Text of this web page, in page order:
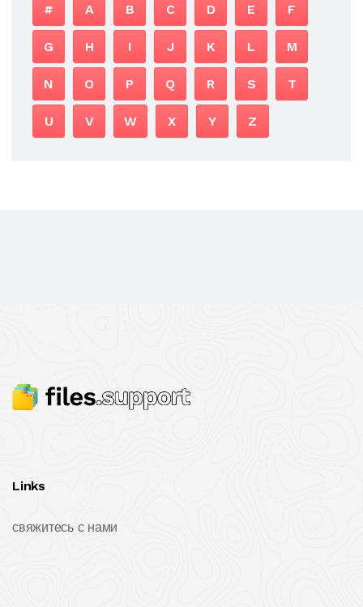
# A B C D E F
G H I J K L M
N O P Q R S T
U V W X Y Z
Links
свяжитесь с нами